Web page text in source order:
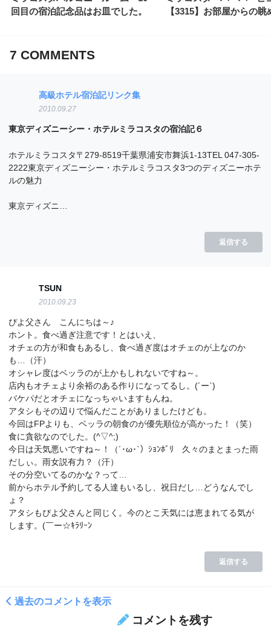
回目の宿泊記念品はお皿でした。
【3315】お部屋からの眺
7 COMMENTS
高級ホテル宿泊記リンク集
2010.09.27
東京ディズニーシー・ホテルミラコスタの宿泊記６
ホテルミラコスタ〒279-8519千葉県浦安市舞浜1-13TEL 047-305-
2222東京ディズニーシー・ホテルミラコスタ3つのディズニーホテ
ルの魅力
東京ディズニ…
返信する
TSUN
2010.09.23
ぴよ父さん こんにちは～♪
ホント。食べ過ぎ注意です！とはいえ、
オチェの方が和食もあるし、食べ過ぎ度はオチェのが上なのか
も…（汗）
オシャレ度はベッラのが上かもしれないですね～。
店内もオチェより余裕のある作りになってるし。(´ー`)
バケパだとオチェになっちゃいますもんね。
アタシもその辺りで悩んだことがありましたけども。
今回はFPよりも、ベッラの朝食のが優先順位が高かった！（笑）
食に貪欲なのでした。(^▽^;)
今日は天気悪いですね～！（´･ω･`）ｼｮﾝﾎﾞﾘ 久々のまとまった雨
だしぃ。雨女説有力？（汗）
その分空いてるのかな？って…
前からホテル予約してる人達もいるし、祝日だし…どうなんでし
ょ？
アタシもぴよ父さんと同じく。今のとこ天気には恵まれてる気が
します。(￣ー☆ｷﾗﾘｰﾝ
返信する
過去のコメントを表示
コメントを残す